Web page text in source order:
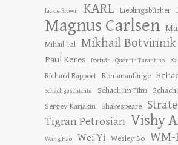
Jackie Brown KARL Lieblingsbücher
Magnus Carlsen
Mihail Tal Mikhail Botvinnik
Paul Keres Porträt Quentin Tarantino
Richard Rapport Romananfänge
Schachgeschichte Schach im Film
Sergey Karjakin
Shakespeare
Tigran Petrosian Vishy
Wang Hao Wei Yi Wesley So